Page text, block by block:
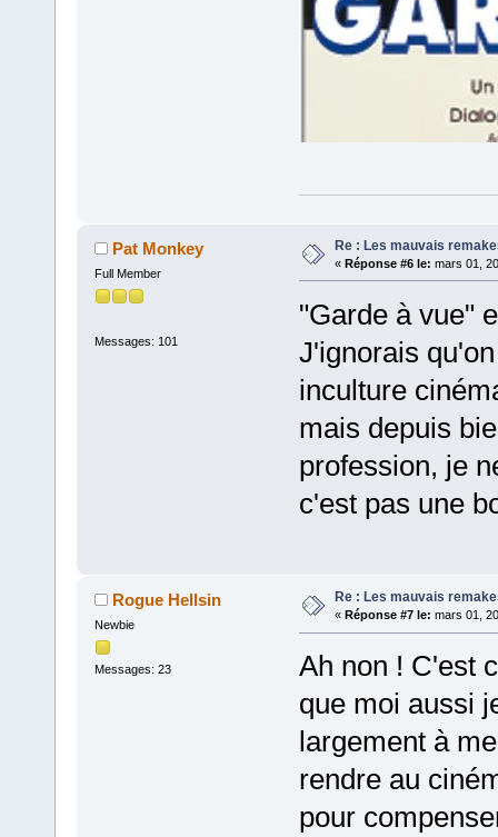
Pat Monkey
Full Member
Messages: 101
Re : Les mauvais
« Réponse #6 le: mars 01,
"Garde à vue"
J'ignorais
inculture
mais depuis
profession, je
c'est pas une
Rogue Hellsin
Newbie
Messages: 23
Re : Les mauvais
« Réponse #7 le: mars 01,
Ah non ! C'est
que moi aussi
largement à
rendre au
pour